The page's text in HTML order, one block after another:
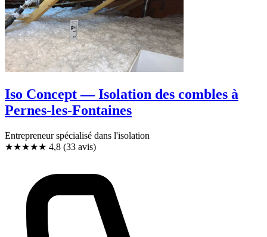
Iso Concept — Isolation des combles à
Pernes-les-Fontaines
Entrepreneur spécialisé dans l'isolation
★★★★★ 4,8 (33 avis)